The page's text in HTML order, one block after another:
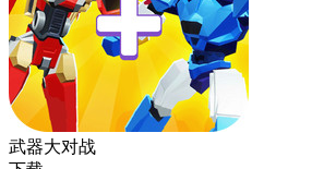
武器大对战